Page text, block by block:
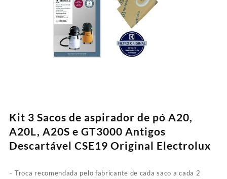
Kit 3 Sacos de aspirador de pó A20,
A20L, A20S e GT3000 Antigos
Descartável CSE19 Original Electrolux
– Troca recomendada pelo fabricante de cada saco a cada 2